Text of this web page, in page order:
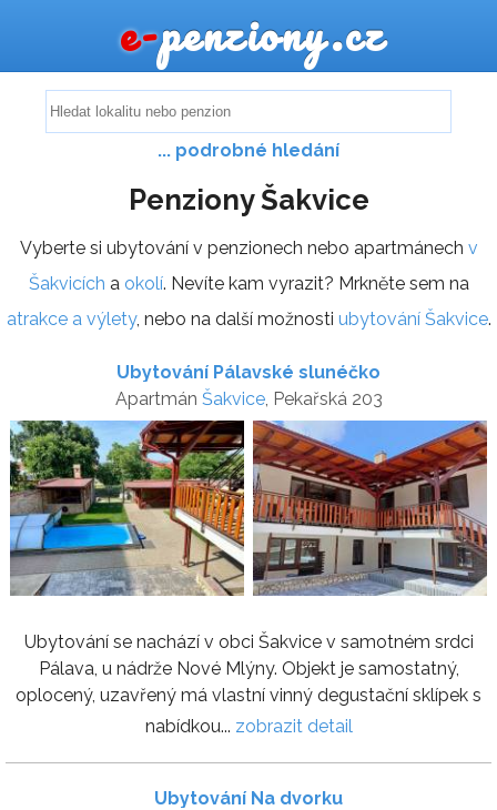
e-penziony.cz
... podrobné hledání
Penziony Šakvice
Vyberte si ubytování v penzionech nebo apartmánech v
Šakvicích a okolí. Nevíte kam vyrazit? Mrkněte sem na
atrakce a výlety, nebo na další možnosti ubytování Šakvice.
Ubytování Pálavské slunéčko
Apartmán Šakvice, Pekařská 203
Ubytování se nachází v obci Šakvice v samotném srdci
Pálava, u nádrže Nové Mlýny. Objekt je samostatný,
oplocený, uzavřený má vlastní vinný degustační sklípek s
nabídkou... zobrazit detail
Ubytování Na dvorku